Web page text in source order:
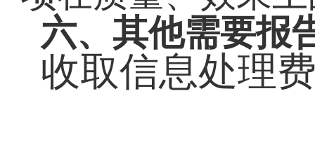
六、其他需要报
收取信息处理